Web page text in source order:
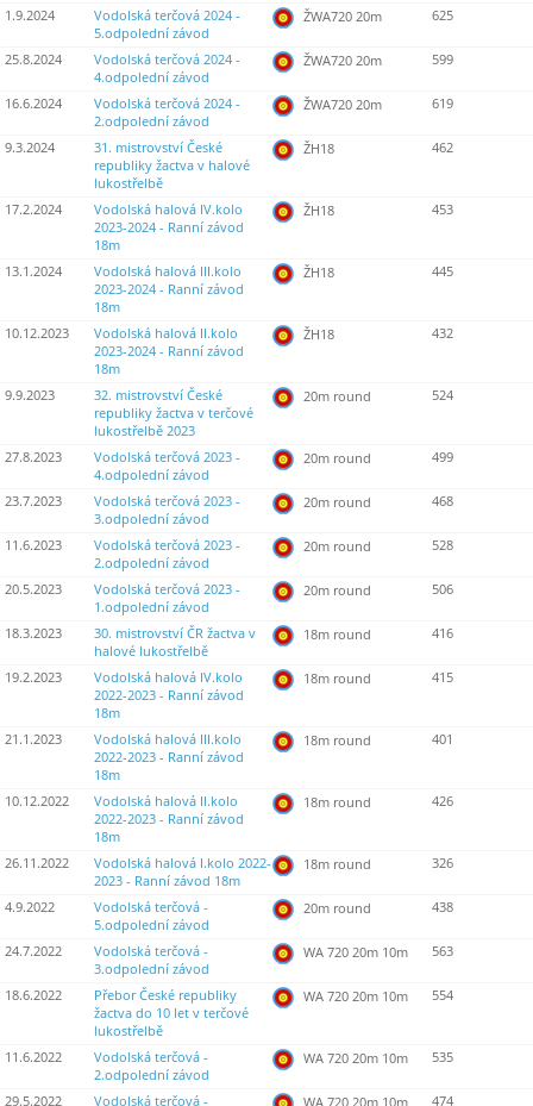
1.9.2024
Vodolská terčová 2024 -
5.odpolední závod
ŽWA720 20m 625
25.8.2024
Vodolská terčová 2024 -
4.odpolední závod
ŽWA720 20m 599
16.6.2024
Vodolská terčová 2024 -
2.odpolední závod
ŽWA720 20m 619
9.3.2024
31. mistrovství České
republiky žactva v halové
lukostřelbě
ŽH18 462
17.2.2024
Vodolská halová IV.kolo
2023-2024 - Ranní závod
18m
ŽH18 453
13.1.2024
Vodolská halová III.kolo
2023-2024 - Ranní závod
18m
ŽH18 445
10.12.2023
Vodolská halová II.kolo
2023-2024 - Ranní závod
18m
ŽH18 432
9.9.2023
32. mistrovství České
republiky žactva v terčové
lukostřelbě 2023
20m round 524
27.8.2023
Vodolská terčová 2023 -
4.odpolední závod
20m round 499
23.7.2023
Vodolská terčová 2023 -
3.odpolední závod
20m round 468
11.6.2023
Vodolská terčová 2023 -
2.odpolední závod
20m round 528
20.5.2023
Vodolská terčová 2023 -
1.odpolední závod
20m round 506
18.3.2023
30. mistrovství ČR žactva v
halové lukostřelbě
18m round 416
19.2.2023
Vodolská halová IV.kolo
2022-2023 - Ranní závod
18m
18m round 415
21.1.2023
Vodolská halová III.kolo
2022-2023 - Ranní závod
18m
18m round 401
10.12.2022
Vodolská halová II.kolo
2022-2023 - Ranní závod
18m
18m round 426
26.11.2022
Vodolská halová I.kolo 2022-
2023 - Ranní závod 18m
18m round 326
4.9.2022
Vodolská terčová -
5.odpolední závod
20m round 438
24.7.2022
Vodolská terčová -
3.odpolední závod
WA 720 20m 10m 563
18.6.2022
Přebor České republiky
žactva do 10 let v terčové
lukostřelbě
WA 720 20m 10m 554
11.6.2022
Vodolská terčová -
2.odpolední závod
WA 720 20m 10m 535
29.5.2022
Vodolská terčová -
WA 720 20m 10m 474